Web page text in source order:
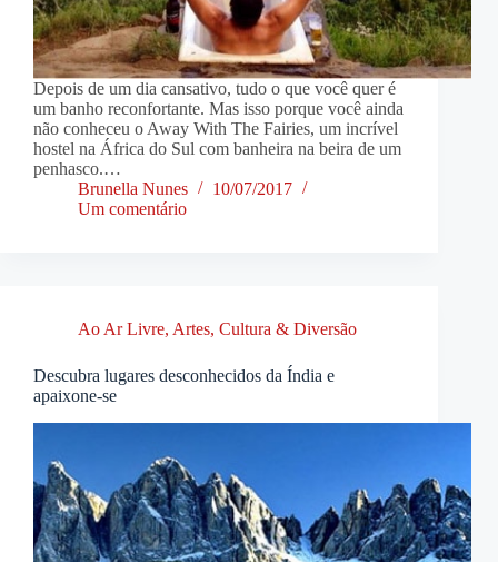
Depois de um dia cansativo, tudo o que você quer é
um banho reconfortante. Mas isso porque você ainda
não conheceu o Away With The Fairies, um incrível
hostel na África do Sul com banheira na beira de um
penhasco.…
Brunella Nunes
10/07/2017
Um comentário
Ao Ar Livre, Artes, Cultura & Diversão
Descubra lugares desconhecidos da Índia e
apaixone-se